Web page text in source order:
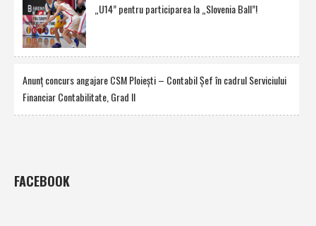
„U14” pentru participarea la „Slovenia Ball”!
Anunţ concurs angajare CSM Ploieşti – Contabil Şef în cadrul Serviciului
Financiar Contabilitate, Grad II
FACEBOOK